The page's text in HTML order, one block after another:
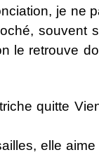
je ne
souvent
le retrouve
quitte
elle